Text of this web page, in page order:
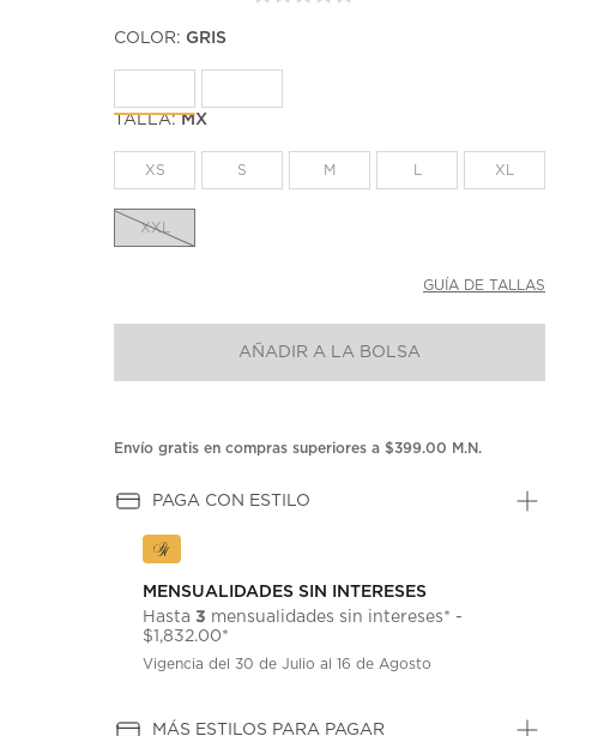
COLOR: GRIS
TALLA:MX
XS S M XL
XXL
GUÍA DE TALLAS
AÑADIR A LA BOLSA
Envío gratis en compras superiores a $399.00 M.N.
PAGA CON ESTILO
MENSUALIDADES SIN INTERESES
Hasta3 mensualidades sin intereses* -
$1,832.00*
Vigencia del 30 de Julio al 16 de Agosto
MÁS ESTILOS PARA PAGAR